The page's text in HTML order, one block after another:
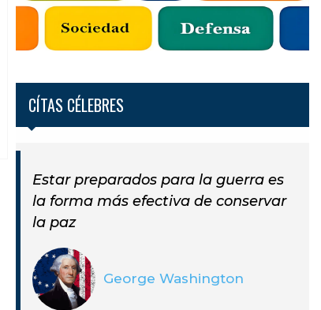
CÍTAS CÉLEBRES
Estar preparados para la guerra es
la forma más efectiva de conservar
la paz
George Washington